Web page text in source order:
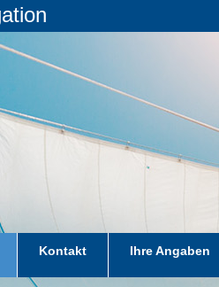
Kontakt Ihre Angaben